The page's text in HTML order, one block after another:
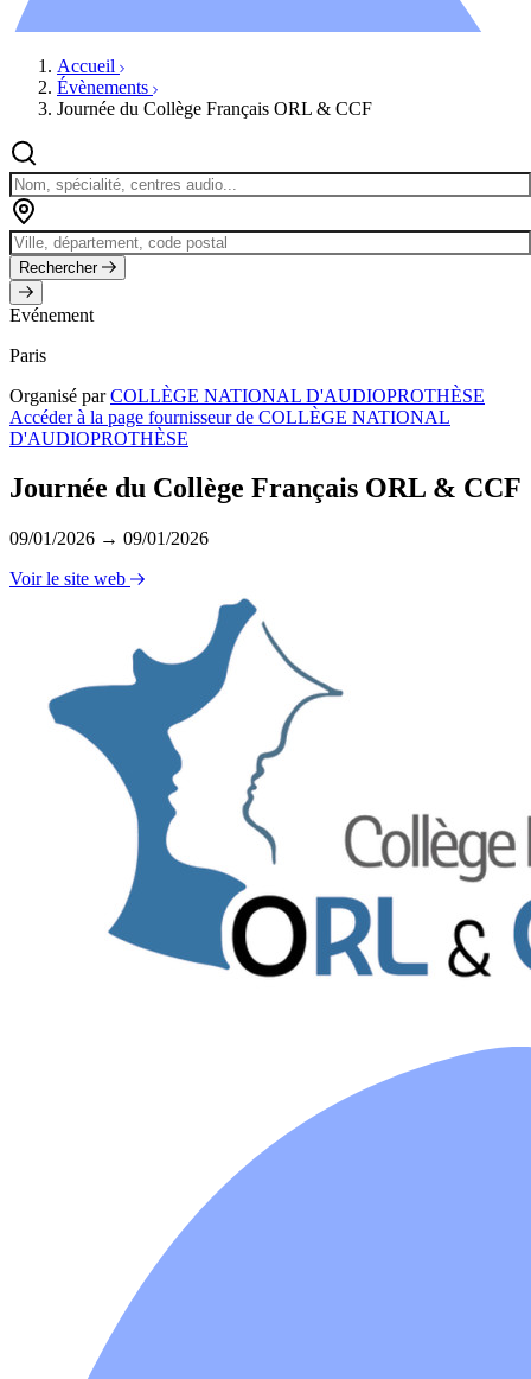
Accueil
Évènements
Journée du Collège Français ORL & CCF
Rechercher
Evénement
Paris
Organisé parCOLLÈGE NATIONAL D'AUDIOPROTHÈSE
Accéder à la page fournisseur de COLLÈGE NATIONAL
D'AUDIOPROTHÈSE
Journée du Collège Français ORL & CCF
09/01/2026 → 09/01/2026
Voir le site web